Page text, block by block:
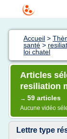
Accueil >
santé >
loi chatel
Articles
resiliation
→ 59 articles
Aucune vidéo
Lettre type